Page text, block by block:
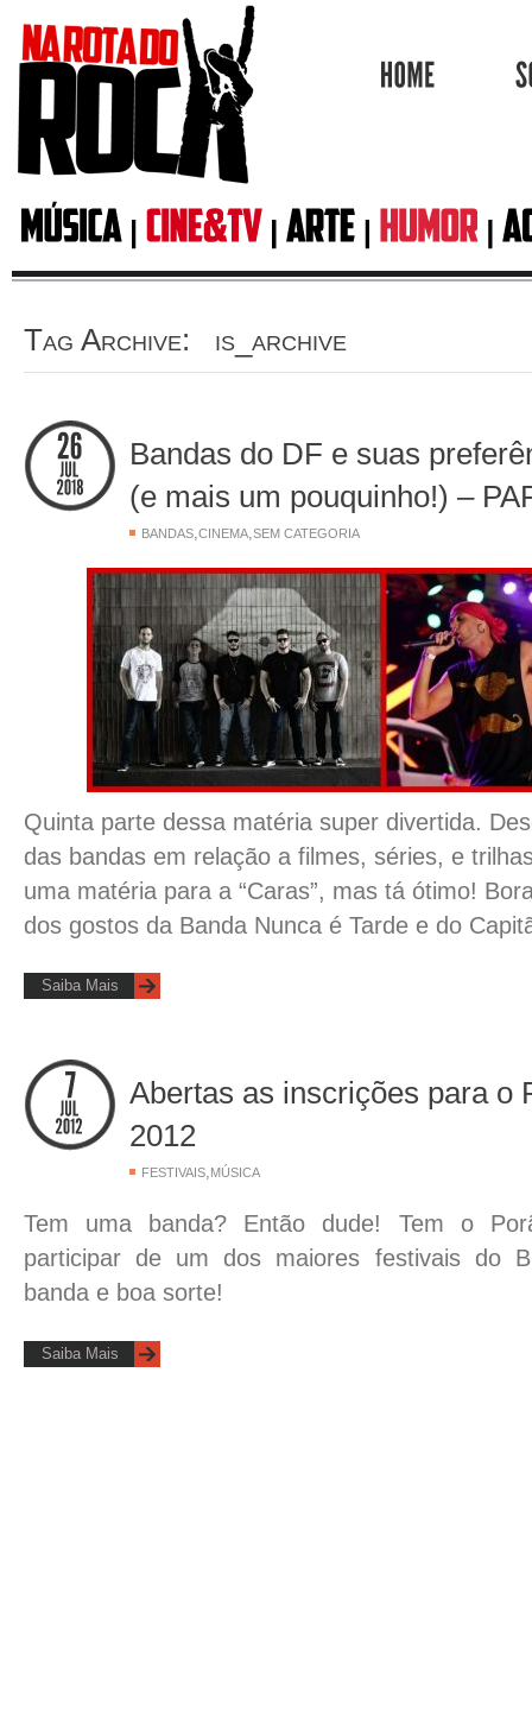
Tag Archive: is_archive
Bandas do DF e suas
(e mais um pouquinho!) –
BANDAS,CINEMA,SEM CATEGORIA
Quinta parte dessa matéria super divertida.
das bandas em relação a filmes, séries, e
uma matéria para a “Caras”, mas tá ótimo!
dos gostos da Banda Nunca é Tarde e do
Saiba Mais
Abertas as inscrições para o
2012
FESTIVAIS,MÚSICA
Tem uma banda? Então dude! Tem o
participar de um dos maiores festivais do
banda e boa sorte!
Saiba Mais